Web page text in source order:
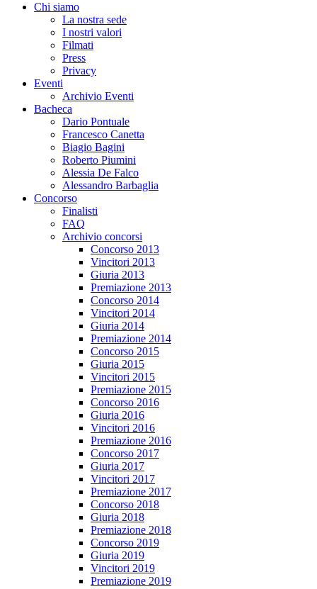
Chi siamo
La nostra sede
I nostri valori
Filmati
Press
Privacy
Eventi
Archivio Eventi
Bacheca
Dario Pontuale
Francesco Canetta
Biagio Bagini
Roberto Piumini
Alessia De Falco
Alessandro Barbaglia
Concorso
Finalisti
FAQ
Archivio concorsi
Concorso 2013
Vincitori 2013
Giuria 2013
Premiazione 2013
Concorso 2014
Vincitori 2014
Giuria 2014
Premiazione 2014
Concorso 2015
Giuria 2015
Vincitori 2015
Premiazione 2015
Concorso 2016
Giuria 2016
Vincitori 2016
Premiazione 2016
Concorso 2017
Giuria 2017
Vincitori 2017
Premiazione 2017
Concorso 2018
Giuria 2018
Premiazione 2018
Concorso 2019
Giuria 2019
Vincitori 2019
Premiazione 2019